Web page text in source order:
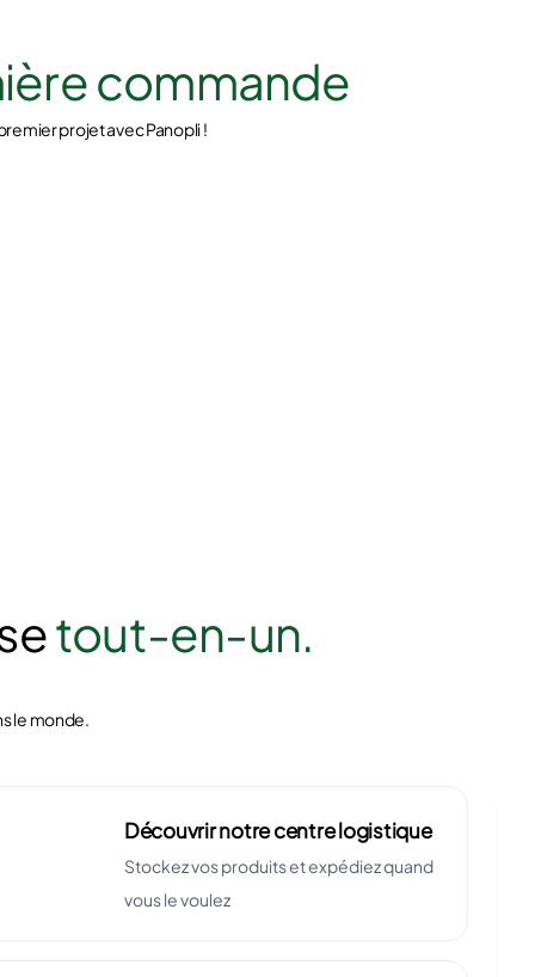
commande
projet avec Panopli !
tout-en-un.
le monde.
Découvrir notre centre logistique
Stockez vos produits et expédiez quand
vous le voulez